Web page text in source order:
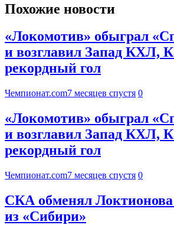
Похожие новости
«Локомотив» обыграл
и возглавил Запад КХЛ,
рекордный гол
Чемпионат.com7 месяцев спустя 0
«Локомотив» обыграл
и возглавил Запад КХЛ,
рекордный гол
Чемпионат.com7 месяцев спустя 0
СКА обменял
из «Сибири»